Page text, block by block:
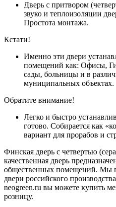
Дверь с притвором
звуко и теплоизоляции
Простота монтажа.
Кстати!
Именно эти двери
помещений как: Офисы,
сады, больницы и в
муниципальных объектах.
Обратите внимание!
Легко и быстро
готово. Собирается как
вариант для прорабов и
Финская дверь с четвертью
качественная дверь
общественных помещений. Мы
двери российского
neogreen.ru вы можете купить
розницу.